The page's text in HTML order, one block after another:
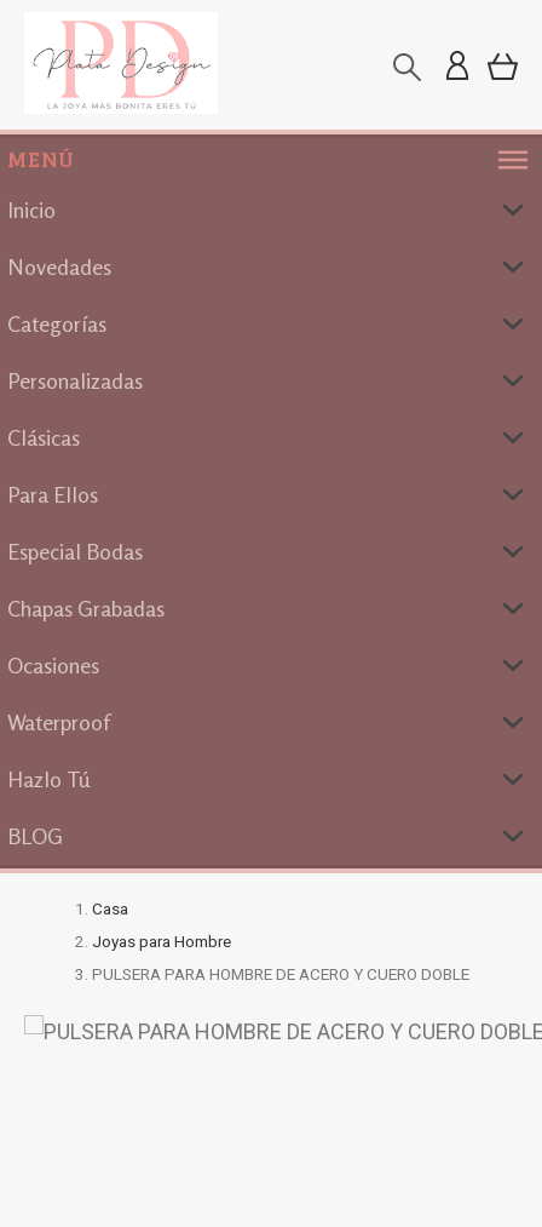
MENÚ
Inicio
Novedades
Categorías
Personalizadas
Clásicas
Para Ellos
Especial Bodas
Chapas Grabadas
Ocasiones
Waterproof
Hazlo Tú
BLOG
Casa
Joyas para Hombre
PULSERA PARA HOMBRE DE ACERO Y CUERO DOBLE